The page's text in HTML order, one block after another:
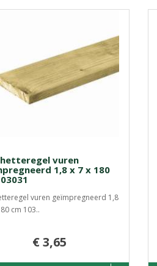
vuren
1,8 x 7 x 180
vuren geïmpregneerd 1,8
cm 103..
€ 3,65